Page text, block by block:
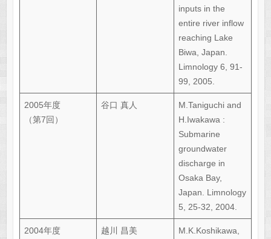
inputs in the
entire river inflow
reaching Lake
Biwa, Japan.
Limnology 6, 91-
99, 2005.
2005年度
（第7回）
谷口 真人
M.Taniguchi and
H.Iwakawa :
Submarine
groundwater
discharge in
Osaka Bay,
Japan. Limnology
5, 25-32, 2004.
2004年度
越川 昌美
M.K.Koshikawa,